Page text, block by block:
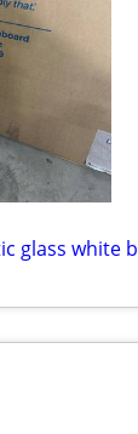
glass white